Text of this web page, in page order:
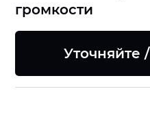
громкости
Уточняйте